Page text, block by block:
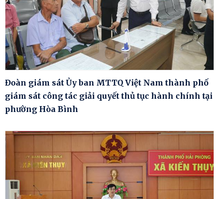
Đoàn giám sát Ủy ban MTTQ Việt Nam thành phố
giám sát công tác giải quyết thủ tục hành chính tại
phường Hòa Bình